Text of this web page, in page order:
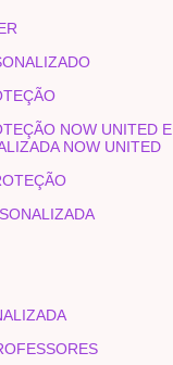
NOW UNITED E
NOW UNITED